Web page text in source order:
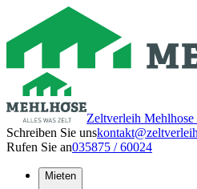
Zeltverleih Mehlhose
Schreiben Sie uns
Rufen Sie an035875 / 60024
Mieten